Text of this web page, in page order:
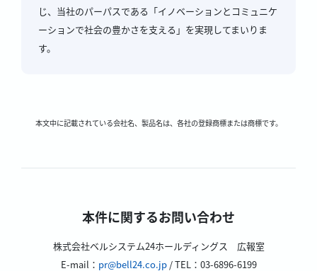
じ、当社のパーパスである「イノベーションとコミュニケ
ーションで社会の豊かさを支える」を実現してまいりま
す。
本文中に記載されている会社名、製品名は、各社の登録商標または商標です。
本件に関するお問い合わせ
株式会社ベルシステム24ホールディングス 広報室
E-mail： pr@bell24.co.jp/ TEL：03-6896-6199